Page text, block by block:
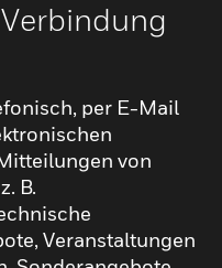
per E-Mail
von
B.
Veranstaltungen